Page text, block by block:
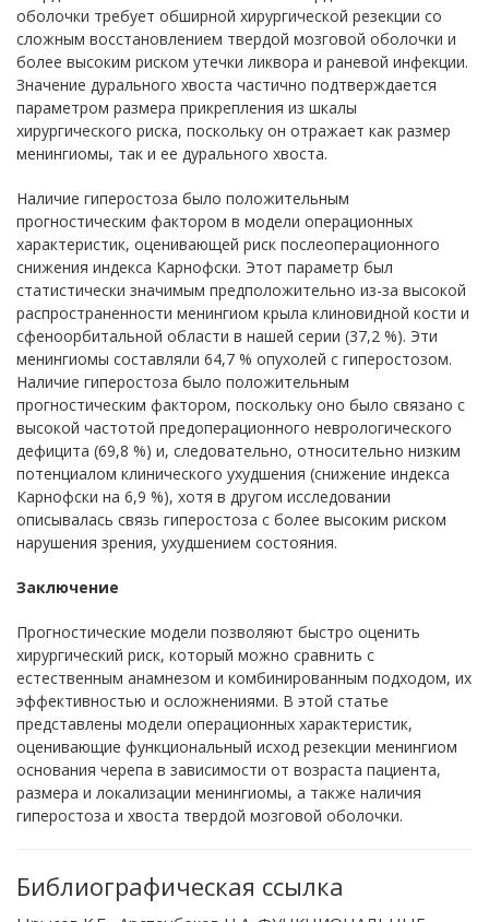
оболочки требует обширной хирургической резекции со
сложным восстановлением твердой мозговой оболочки и
более высоким риском утечки ликвора и раневой инфекции.
Значение дурального хвоста частично подтверждается
параметром размера прикрепления из шкалы
хирургического риска, поскольку он отражает как размер
менингиомы, так и ее дурального хвоста.
Наличие гиперостоза было положительным
прогностическим фактором в модели операционных
характеристик, оценивающей риск послеоперационного
снижения индекса Карнофски. Этот параметр был
статистически значимым предположительно из-за высокой
распространенности менингиом крыла клиновидной кости и
сфеноорбитальной области в нашей серии (37,2 %). Эти
менингиомы составляли 64,7 % опухолей с гиперостозом.
Наличие гиперостоза было положительным
прогностическим фактором, поскольку оно было связано с
высокой частотой предоперационного неврологического
дефицита (69,8 %) и, следовательно, относительно низким
потенциалом клинического ухудшения (снижение индекса
Карнофски на 6,9 %), хотя в другом исследовании
описывалась связь гиперостоза с более высоким риском
нарушения зрения, ухудшением состояния.
Заключение
Прогностические модели позволяют быстро оценить
хирургический риск, который можно сравнить с
естественным анамнезом и комбинированным подходом, их
эффективностью и осложнениями. В этой статье
представлены модели операционных характеристик,
оценивающие функциональный исход резекции менингиом
основания черепа в зависимости от возраста пациента,
размера и локализации менингиомы, а также наличия
гиперостоза и хвоста твердой мозговой оболочки.
Библиографическая ссылка